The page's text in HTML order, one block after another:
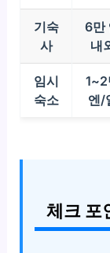
기숙
사
6만
내
임시
숙소
엔/
체크 포